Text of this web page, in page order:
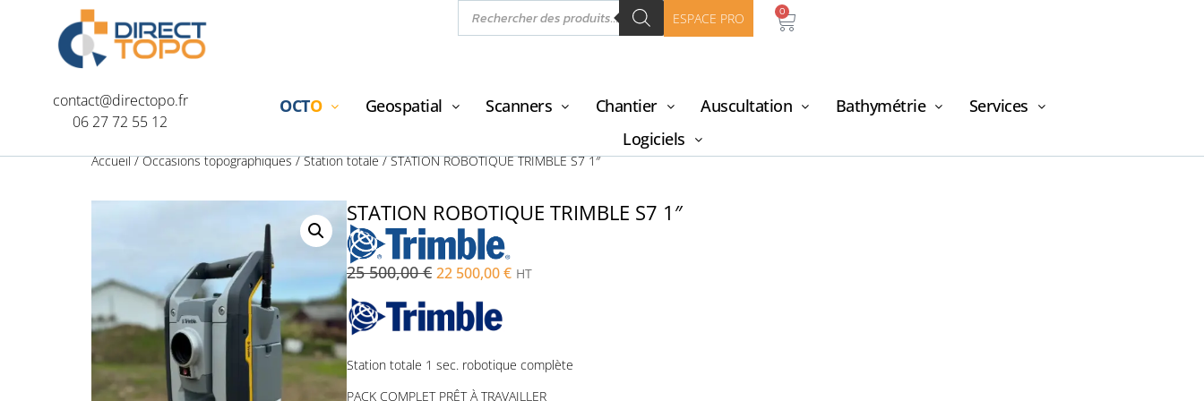
ESPACE PRO 0
contact@directopo.fr
06 27 72 55 12
OCTO Geospatial Scanners Chantier Auscultation Bathymétrie
Services
Logiciels
Accueil/Occasions topographiques/Station totale/ STATION ROBOTIQUE TRIMBLE S7 1″
STATION ROBOTIQUE TRIMBLE S7 1″
25 500,00€ 22 500,00€ HT
Station totale 1 sec. robotique complète
PACK COMPLET PRÊT À TRAVAILLER